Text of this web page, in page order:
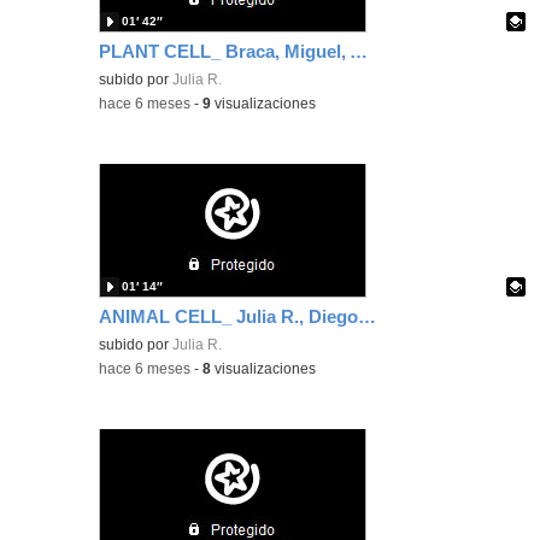
PLANT CELL_ Braca, Miguel, Alejandro P. & Carlotta
Contenido educativo.
subido porJulia R.
01′ 42″
-hace 6 meses -9 visualizaciones
ANIMAL CELL_ Julia R., Diego A., Ethan & Leire
Contenido educativo.
subido porJulia R.
01′ 14″
-hace 6 meses -8 visualizaciones